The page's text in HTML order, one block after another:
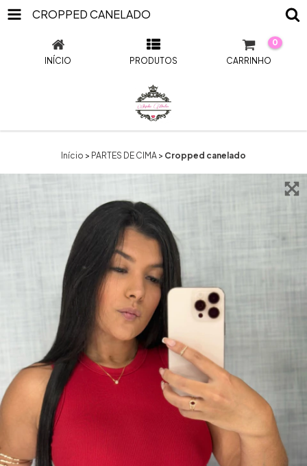
CROPPED CANELADO
INÍCIO PRODUTOS CARRINHO
0
Início > PARTES DE CIMA > Cropped canelado